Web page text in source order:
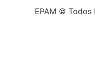
EPAM © Todos